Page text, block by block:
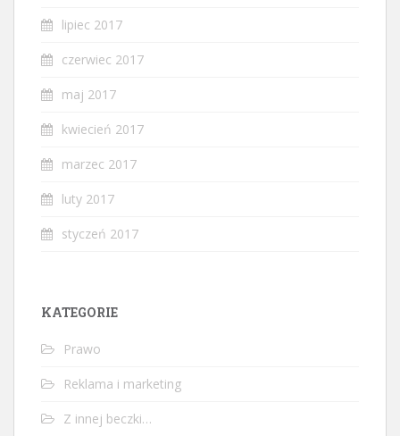
lipiec 2017
czerwiec 2017
maj 2017
kwiecień 2017
marzec 2017
luty 2017
styczeń 2017
KATEGORIE
Prawo
Reklama i marketing
Z innej beczki…